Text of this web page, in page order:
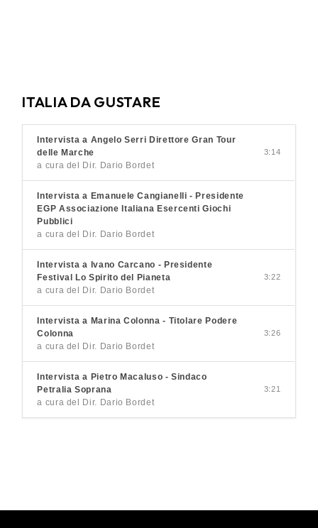
ITALIA DA GUSTARE
Intervista a Angelo Serri Direttore Gran Tour
delle Marche
a cura del Dir. Dario Bordet
3:14
Intervista a Emanuele Cangianelli - Presidente
EGP Associazione Italiana Esercenti Giochi
Pubblici
a cura del Dir. Dario Bordet
Intervista a Ivano Carcano - Presidente
Festival Lo Spirito del Pianeta
a cura del Dir. Dario Bordet
3:22
Intervista a Marina Colonna - Titolare Podere
Colonna
a cura del Dir. Dario Bordet
3:26
Intervista a Pietro Macaluso - Sindaco
Petralia Soprana
a cura del Dir. Dario Bordet
3:21